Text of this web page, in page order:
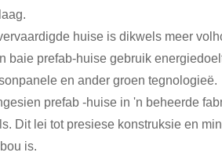
huise is dikwels meer
baie prefab-huise gebruik
en ander groen tegnologieë.
prefab -huise in 'n beheerde
Dit lei tot presiese konstruksie en
is.